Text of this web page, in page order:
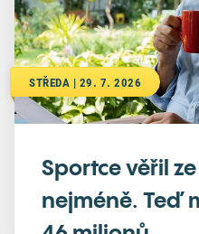
STŘEDA | 29. 7. 2026
Sportce věřil
nejméně. Teď